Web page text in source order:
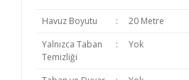
Havuz Boyutu :
20 Metre
Yalnızca Taban
Temizliği
: Yok